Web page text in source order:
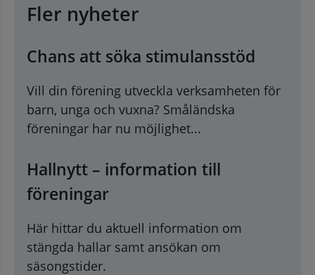
Fler nyheter
Chans att söka stimulansstöd
Vill din förening utveckla verksamheten för
barn, unga och vuxna? Småländska
föreningar har nu möjlighet...
Hallnytt – information till
föreningar
Här hittar du aktuell information om
stängda hallar samt ansökan om
säsongstider.